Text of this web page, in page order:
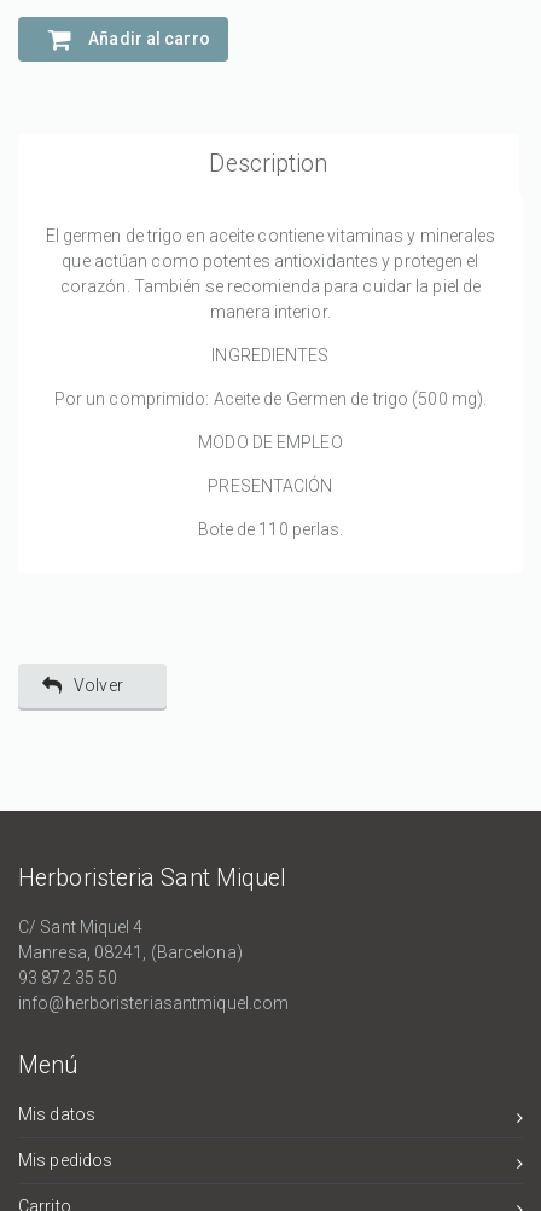
Añadir al carro
Description
El germen de trigo en aceite contiene vitaminas y minerales
que actúan como potentes antioxidantes y protegen el
corazón. También se recomienda para cuidar la piel de
manera interior.
INGREDIENTES
Por un comprimido: Aceite de Germen de trigo (500 mg).
MODO DE EMPLEO
PRESENTACIÓN
Bote de 110 perlas.
Volver
Herboristeria Sant Miquel
C/ Sant Miquel 4
Manresa, 08241, (Barcelona)
93 872 35 50
info@herboristeriasantmiquel.com
Menú
Mis datos
Mis pedidos
Carrito